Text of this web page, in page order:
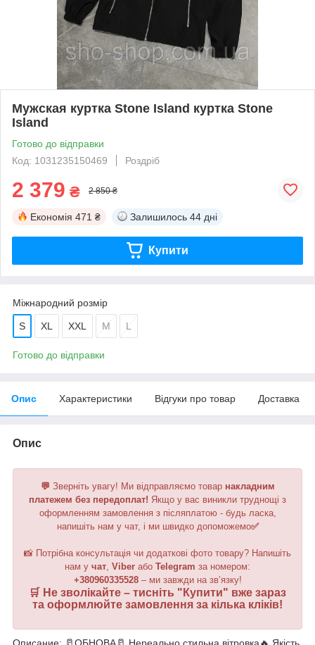
Мужская куртка Stone Island куртка Stone
Island
Готово до відправки
Код: 1031235150469
Роздріб
2 379 ₴ 2 850 ₴
Економія 471 ₴ Залишилось 44 дні
Купити
Міжнародний розмір
S XL XXL M L
Готово до відправки
Опис Характеристики Відгуки про товар Доставка
Опис
💬 Зверніть увагу! Ми відправляємо товар накладним
платежем без передоплат! Якщо у вас виникли труднощі з
оформленням замовлення з післяплатою - будь ласка,
напишіть нам у чат, і ми швидко допоможемо✅
📸 Потрібна консультація чи додаткові фото товару? Напишіть
нам у чат Viber або Telegram за номером:
+380960335528– ми завжди на зв’язку!
🛒 Не зволікайте – тисніть " Купити" вже зараз
та оформлюйте замовлення за кілька кліків!
Описание: 🥛ОБНОВА🥛 Нереально стильна вітровка🔥 Якість